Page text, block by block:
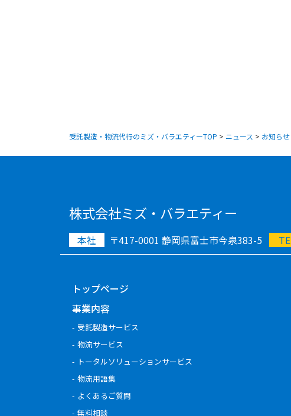
受託製造・物流代行のミズ・バラエティーTOP > ニュース > お知らせ
株式会社ミズ・バラエティー
本社 〒417-0001 静岡県富士市今泉383-5
トップページ
事業内容
受託製造サービス
物流サービス
トータルソリューションサービス
物流用語集
よくあるご質問
無料相談